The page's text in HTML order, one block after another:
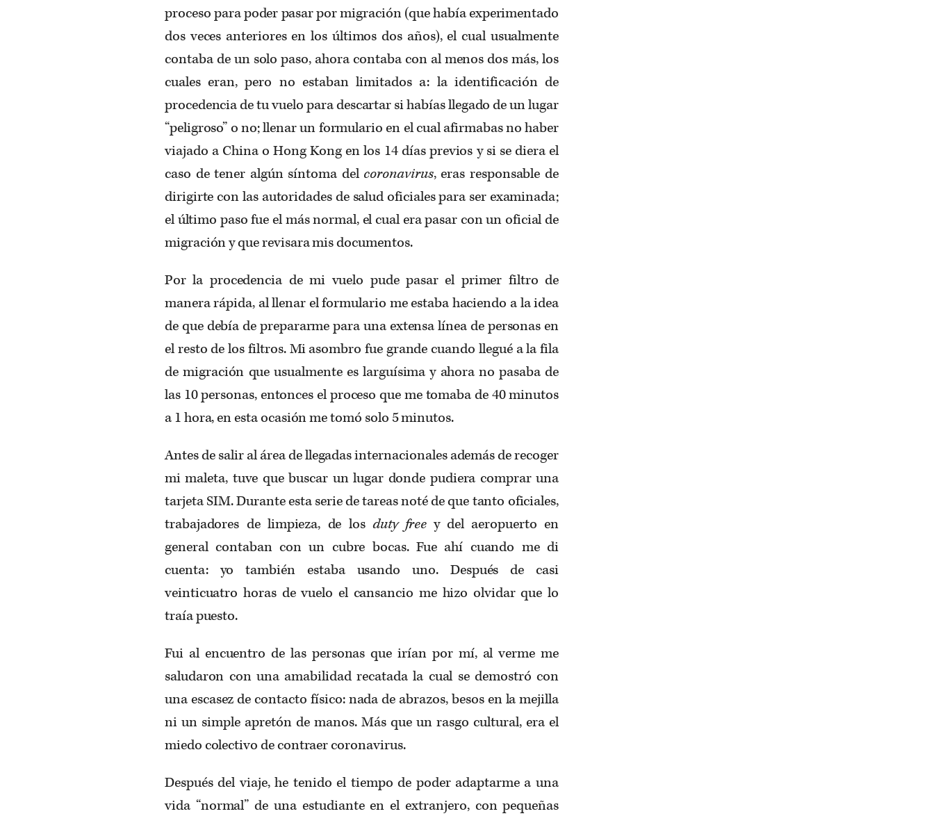
proceso para poder pasar por migración (que había experimentado
dos veces anteriores en los últimos dos años), el cual usualmente
contaba de un solo paso, ahora contaba con al menos dos más, los
cuales eran, pero no estaban limitados a: la identificación de
procedencia de tu vuelo para descartar si habías llegado de un lugar
“peligroso” o no; llenar un formulario en el cual afirmabas no haber
viajado a China o Hong Kong en los 14 días previos y si se diera el
caso de tener algún síntoma del coronavirus, eras responsable de
dirigirte con las autoridades de salud oficiales para ser examinada;
el último paso fue el más normal, el cual era pasar con un oficial de
migración y que revisara mis documentos.
Por la procedencia de mi vuelo pude pasar el primer filtro de
manera rápida, al llenar el formulario me estaba haciendo a la idea
de que debía de prepararme para una extensa línea de personas en
el resto de los filtros. Mi asombro fue grande cuando llegué a la fila
de migración que usualmente es larguísima y ahora no pasaba de
las 10 personas, entonces el proceso que me tomaba de 40 minutos
a 1 hora, en esta ocasión me tomó solo 5 minutos.
Antes de salir al área de llegadas internacionales además de recoger
mi maleta, tuve que buscar un lugar donde pudiera comprar una
tarjeta SIM. Durante esta serie de tareas noté de que tanto oficiales,
trabajadores de limpieza, de los duty freey del aeropuerto en
general contaban con un cubre bocas. Fue ahí cuando me di
cuenta: yo también estaba usando uno. Después de casi
veinticuatro horas de vuelo el cansancio me hizo olvidar que lo
traía puesto.
Fui al encuentro de las personas que irían por mí, al verme me
saludaron con una amabilidad recatada la cual se demostró con
una escasez de contacto físico: nada de abrazos, besos en la mejilla
ni un simple apretón de manos. Más que un rasgo cultural, era el
miedo colectivo de contraer coronavirus.
Después del viaje, he tenido el tiempo de poder adaptarme a una
vida “normal” de una estudiante en el extranjero, con pequeñas